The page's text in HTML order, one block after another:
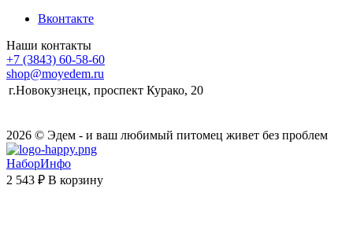
Вконтакте
Наши контакты
+7 (3843) 60-58-60
shop@moyedem.ru
г.Новокузнецк, проспект Курако, 20
2026 © Эдем - и ваш любимый питомец живет без проблем
НаборИнфо
2 543 ₽ В корзину